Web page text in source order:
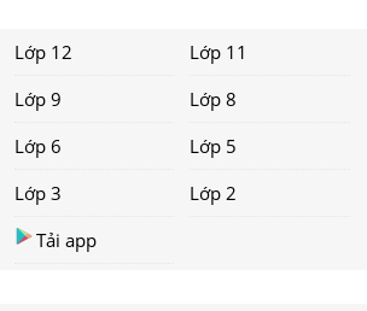
Lớp 12
Lớp 11
Lớp 9
Lớp 8
Lớp 6
Lớp 5
Lớp 3
Lớp 2
Tải app